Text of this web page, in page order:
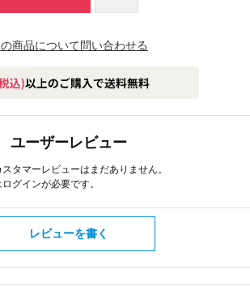
の商品について問い合わせる
ユーザーレビュー
タマーレビューはまだありません。
ログインが必要です。
レビューを書く